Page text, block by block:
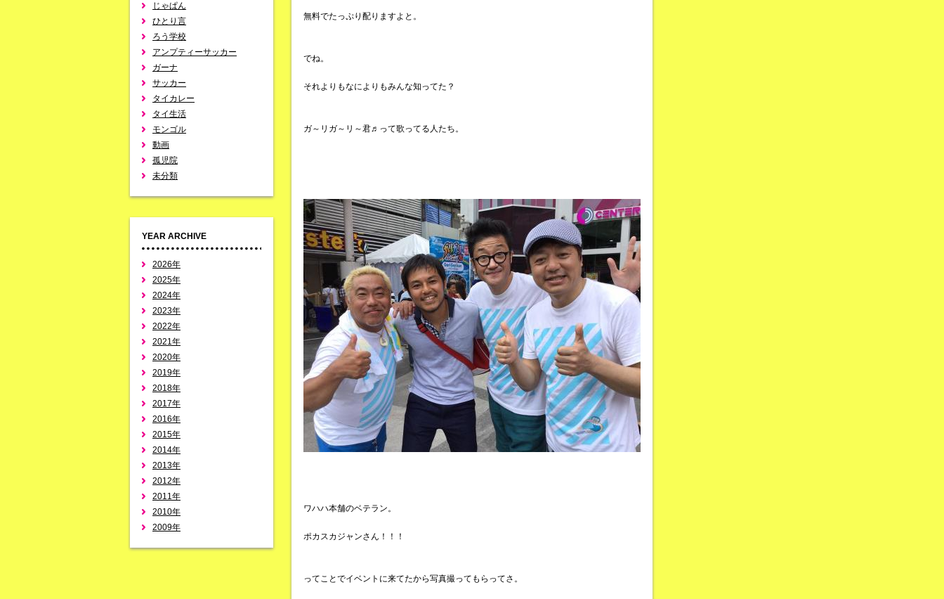
じゃぱん
ひとり言
ろう学校
アンプティーサッカー
ガーナ
サッカー
タイカレー
タイ生活
モンゴル
動画
孤児院
未分類
YEAR ARCHIVE
2026年
2025年
2024年
2023年
2022年
2021年
2020年
2019年
2018年
2017年
2016年
2015年
2014年
2013年
2012年
2011年
2010年
2009年
無料でたっぷり配りますよと。
でね。
それよりもなによりもみんな知ってた？
ガ～リガ～リ～君♬って歌ってる人たち。
ワハハ本舗のベテラン。
ポカスカジャンさん！！！
ってことでイベントに来てたから写真撮ってもらってさ。